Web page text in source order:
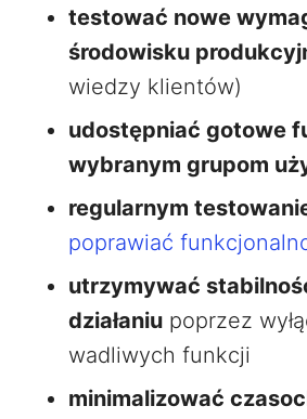
testować nowe
środowisku
wiedzy klientów)
udostępniać gotowe
wybranym grupom
regularnym
poprawiać
utrzymywać
działaniu poprzez
wadliwych funkcji
minimalizować